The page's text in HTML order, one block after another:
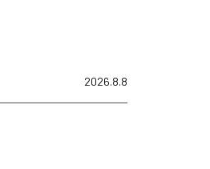
2026.8.8